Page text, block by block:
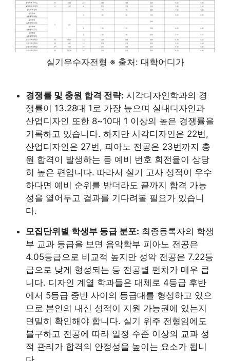
실기우수자전형 ※ 출처: 대학어디가
경쟁률 및 충원 합격 전략: 시각디자인학과의 경
쟁률이 13.28대 1로 가장 높으며 실내디자인과
산업디자인 또한 8~10대 1 이상의 높은 경쟁률을
기록하고 있습니다. 하지만 시각디자인은 22번,
산업디자인은 27번, 피아노 전공은 23번까지 충
원 합격이 발생하는 등 예비 번호 회전율이 상당
히 높은 편입니다. 따라서 실기 고사 성적이 우수
하다면 예비 순위를 받더라도 끝까지 합격 가능
성을 열어두고 결과를 기다려볼 필요가 있습니
다.
모집단위별 학생부 등급 분포: 최종등록자의 학생
부 교과 등급을 보면 음악학부 피아노 전공은
4.05등급으로 비교적 높지만 성악 전공은 7.22등
급으로 낮게 형성되는 등 전공별 편차가 매우 큽
니다. 디자인 계열 학과들은 대체로 4등급 후반
에서 5등급 중반 사이의 등급대를 형성하고 있으
므로 본인의 내신 성적이 지원 가능권에 있는지
면밀히 확인해야 합니다. 실기 위주 전형임에도
불구하고 전공에 따라 일정 수준 이상의 교과 성
적 관리가 합격의 안정성을 높이는 요소가 됩니